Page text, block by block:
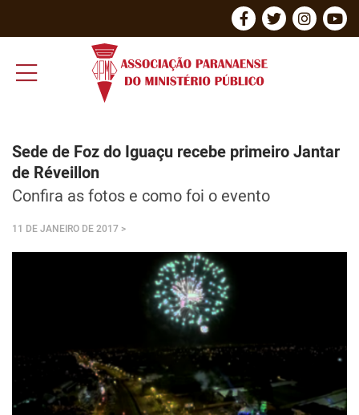
Sede de Foz do Iguaçu recebe primeiro Jantar
de Réveillon
Confira as fotos e como foi o evento
11 DE JANEIRO DE 2017 >